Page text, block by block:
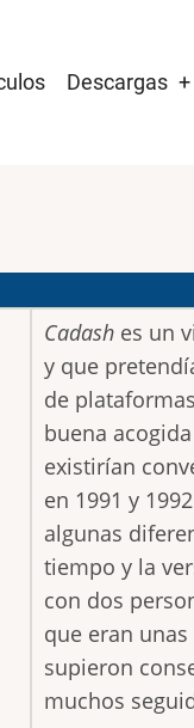
Descargas
Cadash es un
y que
de
buena
existirían
en 1991 y
algunas
tiempo y la
con dos
que eran
supieron
muchos